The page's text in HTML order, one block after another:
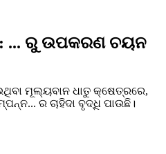
... ରୁ ଉପକରଣ ଚୟନ
ମୂଲ୍ୟବାନ ଧାତୁ କ୍ଷେତ୍ରରେ,
ର ଚାହିଦା ବୃଦ୍ଧି ପାଉଛି।